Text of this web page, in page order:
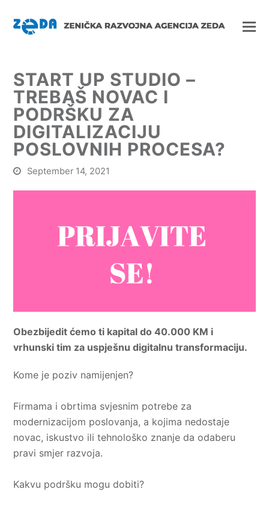
START UP STUDIO –
TREBAŠ NOVAC I
PODRŠKU ZA
DIGITALIZACIJU
POSLOVNIH PROCESA?
September 14, 2021
Obezbijedit ćemo ti kapital do 40.000 KM i
vrhunski tim za uspješnu digitalnu transformaciju.
Kome je poziv namijenjen?
Firmama i obrtima svjesnim potrebe za
modernizacijom poslovanja, a kojima nedostaje
novac, iskustvo ili tehnološko znanje da odaberu
pravi smjer razvoja.
Kakvu podršku mogu dobiti?